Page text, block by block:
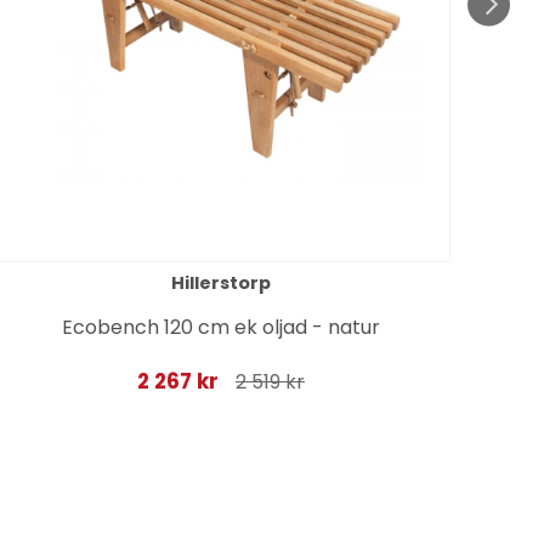
Hillerstorp
Ecobench 120 cm ek oljad - natur
2 267 kr 2 519 kr